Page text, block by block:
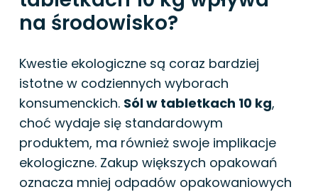
na środowisko?
Kwestie ekologiczne są coraz bardziej
istotne w codziennych wyborach
konsumenckich. Sól w tabletkach 10 kg,
choć wydaje się standardowym
produktem, ma również swoje implikacje
ekologiczne. Zakup większych opakowań
oznacza mniej odpadów opakowaniowych